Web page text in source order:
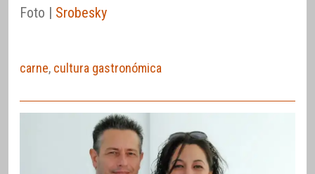
Foto | Srobesky
carne, cultura gastronómica